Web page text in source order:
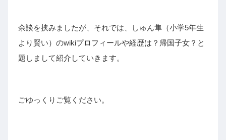
余談を挟みましたが、それでは、しゅん隼（小学5年生
より賢い）のwikiプロフィールや経歴は？帰国子女？と
題しまして紹介していきます。
ごゆっくりご覧ください。